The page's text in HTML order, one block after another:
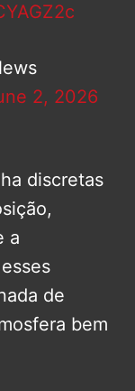
2, 2026
discretas
a
de
bem